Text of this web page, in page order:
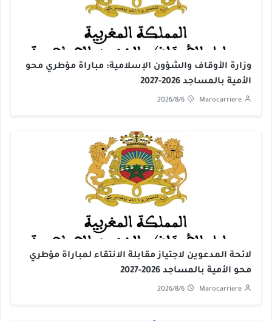
وزارة الأوقاف والشؤون الإسلامية: مباراة مؤطري محو
الأمية بالمساجد 2026-2027
Marocarriere
2026/8/6
لائحة المدعوين لاجتياز مقابلة الانتقاء لمباراة مؤطري
محو الأمية بالمساجد 2026-2027
Marocarriere
2026/8/6